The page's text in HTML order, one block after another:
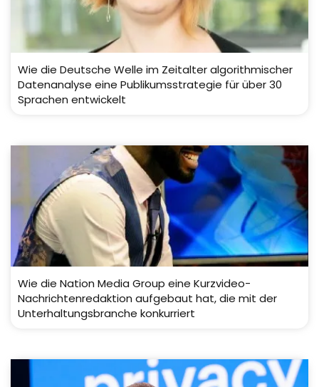
Wie die Deutsche Welle im Zeitalter algorithmischer
Datenanalyse eine Publikumsstrategie für über 30
Sprachen entwickelt
Wie die Nation Media Group eine Kurzvideo-
Nachrichtenredaktion aufgebaut hat, die mit der
Unterhaltungsbranche konkurriert